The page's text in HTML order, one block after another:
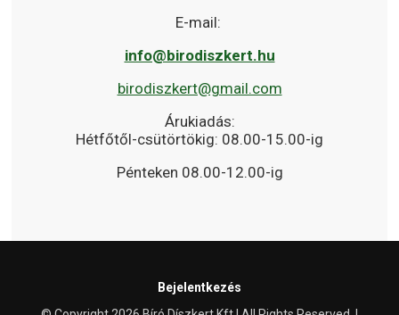
E-mail:
info@birodiszkert.hu
birodiszkert@gmail.com
Árukiadás:
Hétfőtől-csütörtökig: 08.00-15.00-ig
Pénteken 08.00-12.00-ig
Bejelentkezés